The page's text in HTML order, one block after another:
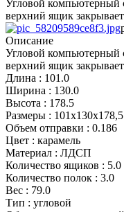
Угловой
верхний ящик
Описание
Угловой
верхний ящик
Длина : 101.0
Ширина : 130.0
Высота : 178.5
Размеры :
Объем отправки : 0.186
Цвет : карамель
Материал : ЛДСП
Количество ящиков : 5.0
Количество полок : 3.0
Вес : 79.0
Тип : угловой